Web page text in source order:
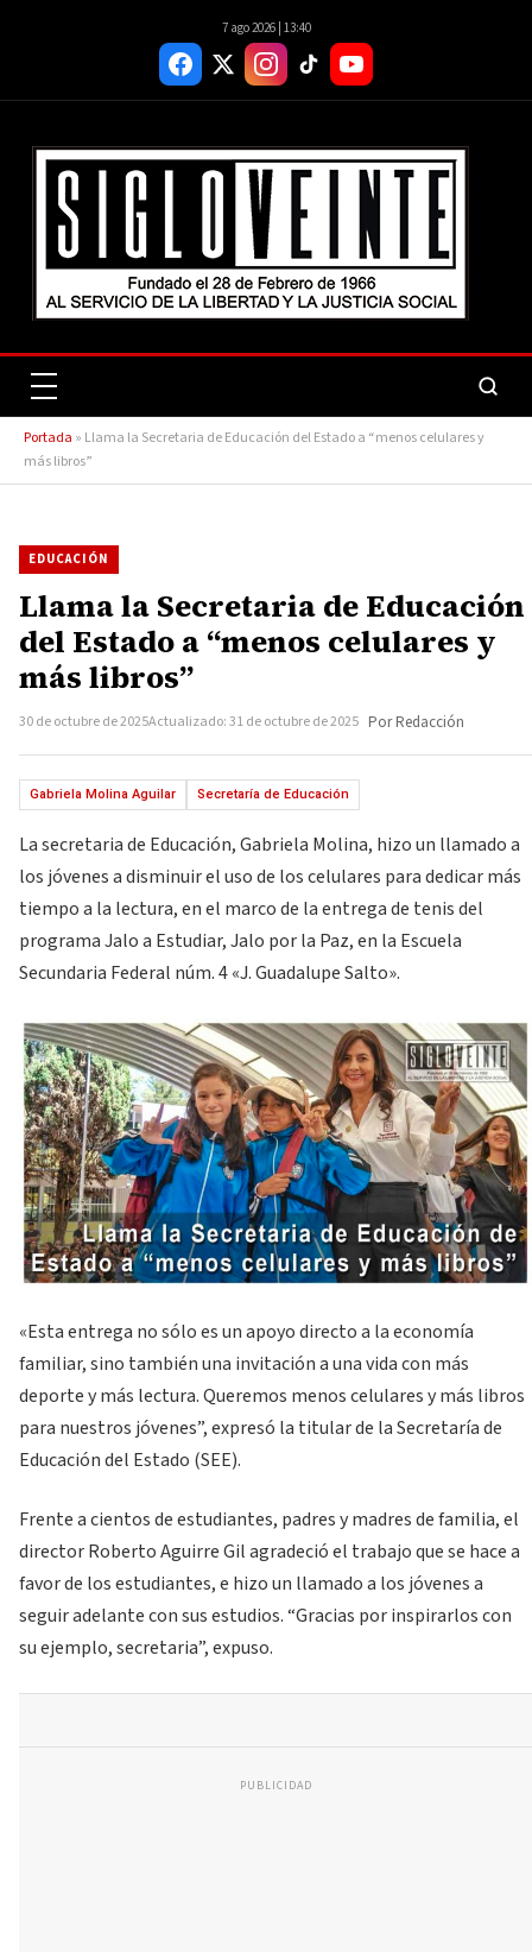
7 ago 2026 | 13:40
Portada » Llama la Secretaria de Educación del Estado a “menos celulares y
más libros”
EDUCACIÓN
Llama la Secretaria de Educación
del Estado a “menos celulares y
más libros”
30 de octubre de 2025Actualizado: 31 de octubre de 2025 Por Redacción
Gabriela Molina Aguilar Secretaría de Educación
La secretaria de Educación, Gabriela Molina, hizo un llamado a
los jóvenes a disminuir el uso de los celulares para dedicar más
tiempo a la lectura, en el marco de la entrega de tenis del
programa Jalo a Estudiar, Jalo por la Paz, en la Escuela
Secundaria Federal núm. 4 «J. Guadalupe Salto».
«Esta entrega no sólo es un apoyo directo a la economía
familiar, sino también una invitación a una vida con más
deporte y más lectura. Queremos menos celulares y más libros
para nuestros jóvenes”, expresó la titular de la Secretaría de
Educación del Estado (SEE).
Frente a cientos de estudiantes, padres y madres de familia, el
director Roberto Aguirre Gil agradeció el trabajo que se hace a
favor de los estudiantes, e hizo un llamado a los jóvenes a
seguir adelante con sus estudios. “Gracias por inspirarlos con
su ejemplo, secretaria”, expuso.
PUBLICIDAD